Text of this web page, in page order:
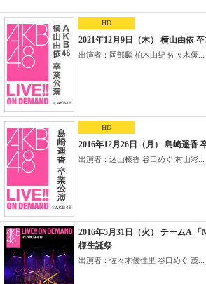
HD
2021年12月9日（木） 横山由依
出演者：岡部麟 柏木由紀 佐々木優...
HD
2016年12月26日（月） 島崎遥香
出演者：込山榛香 谷口めぐ 村山彩...
2016年5月31日（火） チームA
様生誕祭
出演者：佐々木優佳里 谷口めぐ 茂...